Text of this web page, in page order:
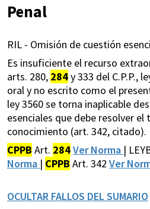
Penal
RIL - Omisión de cuestión
Es insuficiente el recurso
arts. 280, 284y 333 del C.P.P.,
oral y no escrito como el
ley 3560 se torna inaplicable
esenciales que debe resolver
conocimiento (art. 342, citado).
CPPB Art. 284Ver Norma |
Norma | CPPB Art. 342 Ver
OCULTAR FALLOS DEL SUMARIO